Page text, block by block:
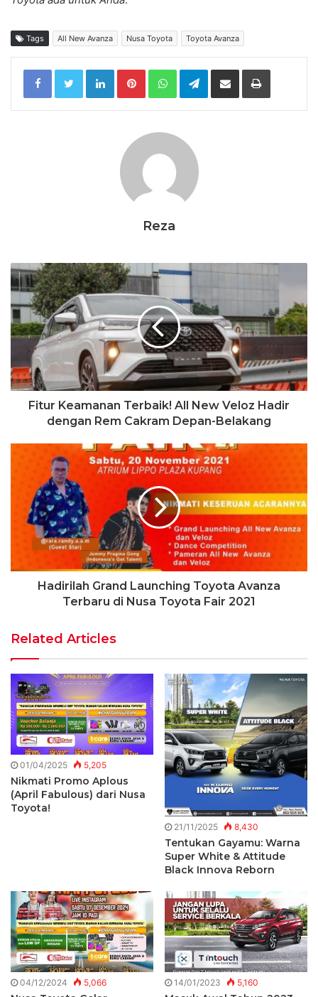
Tags All New Avanza Nusa Toyota Toyota Avanza
LinkedInPinterestWhatsAppTelegramShare via Email Print
Reza
Fitur Keamanan Terbaik! All New Veloz Hadir
dengan Rem Cakram Depan-Belakang
Hadirilah Grand Launching Toyota Avanza
Terbaru di Nusa Toyota Fair 2021
Related Articles
01/04/2025 5,205
Nikmati Promo Aplous
(April Fabulous) dari Nusa
Toyota!
21/11/2025 8,430
Tentukan Gayamu: Warna
Super White & Attitude
Black Innova Reborn
04/12/2024 5,066 14/01/2023 5,160